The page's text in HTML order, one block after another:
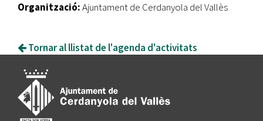
Organització:Ajuntament de Cerdanyola del Vallès
Tornar al llistat de l'agenda d'activitats